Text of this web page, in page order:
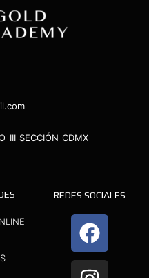
III SECCIÓN CDMX
REDES SOCIALES
F
a
c
I
n
s
Y
o
u